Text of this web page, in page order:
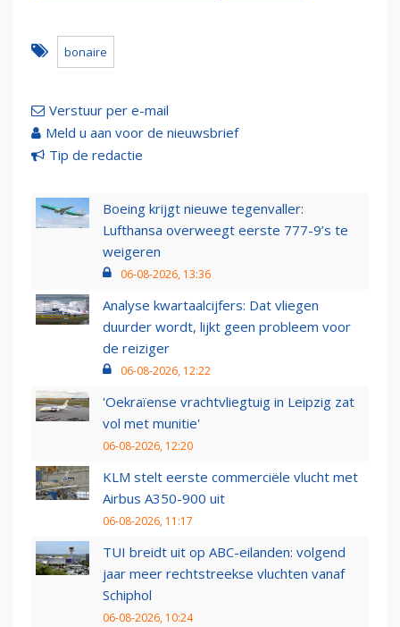
bonaire
Verstuur per e-mail
Meld u aan voor de nieuwsbrief
Tip de redactie
Boeing krijgt nieuwe tegenvaller:
Lufthansa overweegt eerste 777-9’s te
weigeren
06-08-2026, 13:36
Analyse kwartaalcijfers: Dat vliegen
duurder wordt, lijkt geen probleem voor
de reiziger
06-08-2026, 12:22
'Oekraïense vrachtvliegtuig in Leipzig zat
vol met munitie'
06-08-2026, 12:20
KLM stelt eerste commerciële vlucht met
Airbus A350-900 uit
06-08-2026, 11:17
TUI breidt uit op ABC-eilanden: volgend
jaar meer rechtstreekse vluchten vanaf
Schiphol
06-08-2026, 10:24